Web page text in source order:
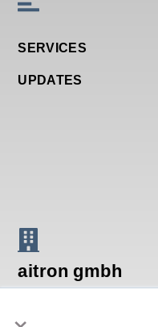
SERVICES
UPDATES
aitron gmbh